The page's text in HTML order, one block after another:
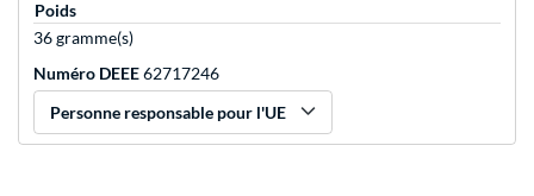
Poids
36 gramme(s)
Numéro DEEE62717246
Personne responsable pour l'UE